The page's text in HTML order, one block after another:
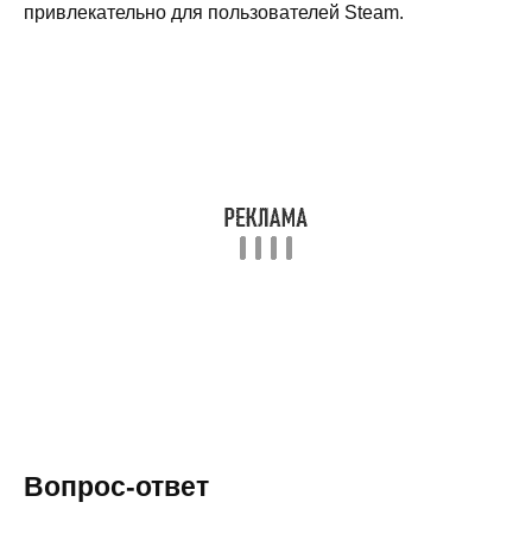
привлекательно для пользователей Steam.
Вопрос-ответ